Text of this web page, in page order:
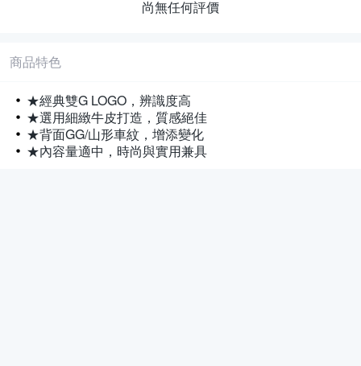
尚無任何評價
商品特色
★經典雙G LOGO，辨識度高
★選用細緻牛皮打造，質感絕佳
★背面GG/山形車紋，增添變化
★內容量適中，時尚與實用兼具